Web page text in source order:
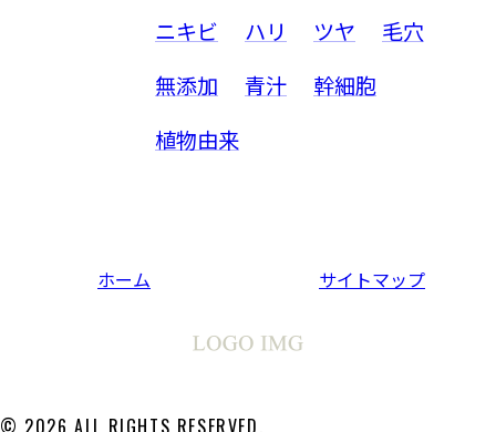
ニキビ
ハリ ツヤ
毛穴
無添加
青汁
幹細胞
植物由来
ホーム サイトマップ
© 2026 ALL RIGHTS RESERVED.